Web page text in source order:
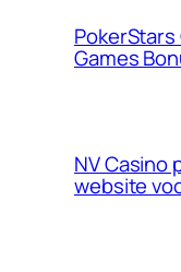
Games
NV Casino
website